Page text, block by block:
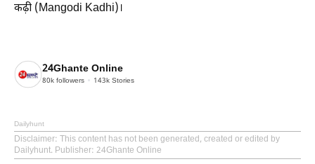
कढ़ी (Mangodi Kadhi)।
24Ghante Online
80k followers 143k Stories
Dailyhunt
Disclaimer: This content has not been generated, created or edited by
Dailyhunt. Publisher: 24Ghante Online